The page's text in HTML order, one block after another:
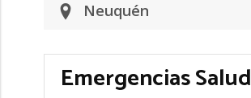
Neuquén
Emergencias Salud